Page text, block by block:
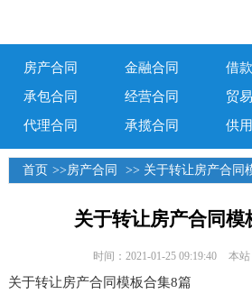
房产合同 金融合同 借
承包合同
经营合同 贸
代理合同
承揽合同 供
首页 >> 房产合同 >> 关于转让房产合同
关于转让房产合同模
时间：2021-01-25 09:19:40 本站
关于转让房产合同模板合集8篇